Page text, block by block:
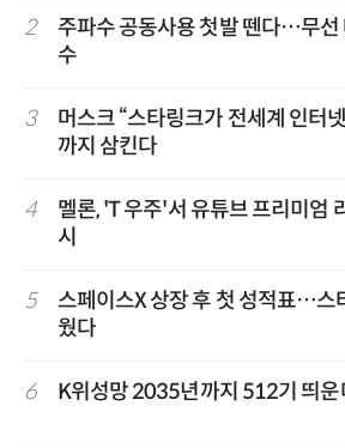
2
주파수 공동사용 첫발 뗀다…무선
수
3
머스크 “스타링크가 전세계 인터
까지 삼킨다
4
멜론, 'T 우주'서 유튜브 프리미엄
시
5
스페이스X 상장 후 첫 성적표…스
웠다
6 K위성망 2035년까지 512기 띄운